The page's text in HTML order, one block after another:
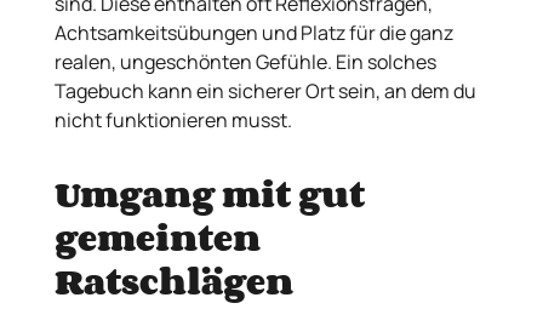
Achtsamkeitsübungen und Platz für die ganz
realen, ungeschönten Gefühle. Ein solches
Tagebuch kann ein sicherer Ort sein, an dem du
nicht funktionieren musst.
Umgang mit gut
gemeinten
Ratschlägen